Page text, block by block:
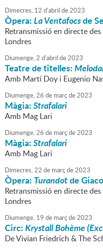
Dimecres, 12 d'abril de2023
Òpera:La Ventafocsde
Retransmissió en directe
Londres
Diumenge,2 d'abril de2023
Teatre de titelles:
Amb Martí Doy i Eugenio
Diumenge,26 de marçde2023
Màgia:Strafalari
Amb Mag Lari
Diumenge,26 de marçde2023
Màgia:Strafalari
Amb Mag Lari
Dimecres,22 de marçde2023
Òpera: Turandotde
Retransmissió en directe
Londres
Diumenge, 19 de marçde2023
Circ:Krystall Bohème
De Vivian Friedrich & The